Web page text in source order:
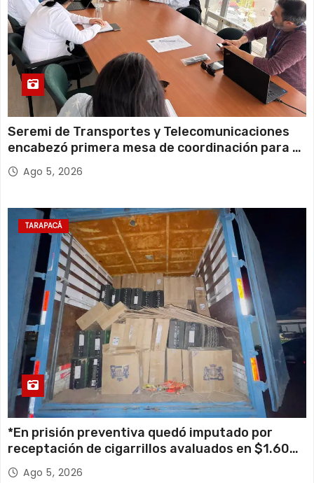
Seremi de Transportes y Telecomunicaciones
encabezó primera mesa de coordinación para el
retiro de cables en desuso en Iquique
Ago 5, 2026
TARAPACÁ
*En prisión preventiva quedó imputado por
receptación de cigarrillos avaluados en $1.600
millones*
Ago 5, 2026